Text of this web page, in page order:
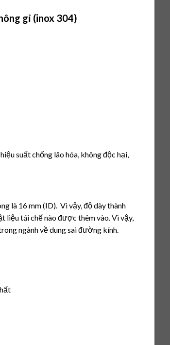
gỉ (inox 304)
suất chống lão hóa, không độc hại,
là 16 mm (ID). Vì vậy, độ dày thành
liệu tái chế nào được thêm vào. Vì vậy,
ngành về dung sai đường kính.